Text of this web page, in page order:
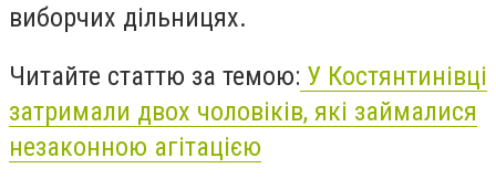
виборчих дільницях.
Читайте статтю за темою: У Костянтинівці
затримали двох чоловіків, які займалися
незаконною агітацією